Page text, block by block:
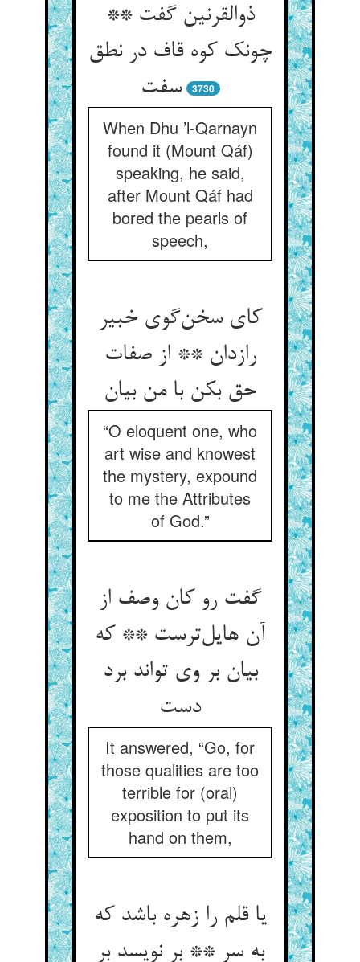
ذوالقرنین گفت **
چونک کوه قاف در نطق
سفت
3730
When Dhu ’l-Qarnayn
found it (Mount Qáf)
speaking, he said,
after Mount Qáf had
bored the pearls of
speech,
کای سخن‌گوی خبیر
رازدان ** از صفات
حق بکن با من بیان
“O eloquent one, who
art wise and knowest
the mystery, expound
to me the Attributes
of God.”
گفت رو کان وصف از
آن هایل‌ترست ** که
بیان بر وی تواند برد
دست
It answered, “Go, for
those qualities are too
terrible for (oral)
exposition to put its
hand on them,
یا قلم را زهره باشد که
به سر ** بر نویسد بر